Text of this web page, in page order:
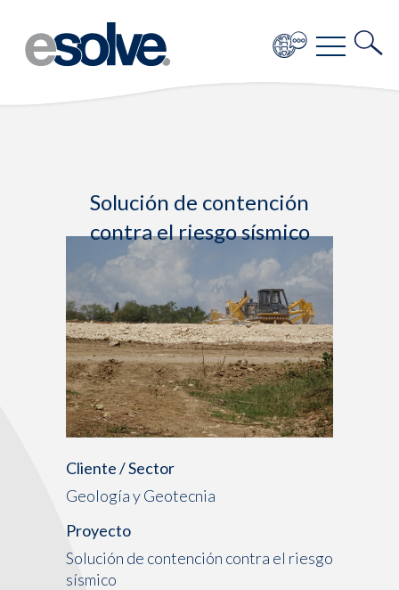
Solución de contención
contra el riesgo sísmico
Cliente / Sector
Geología y Geotecnia
Proyecto
Solución de contención contra el riesgo
sísmico